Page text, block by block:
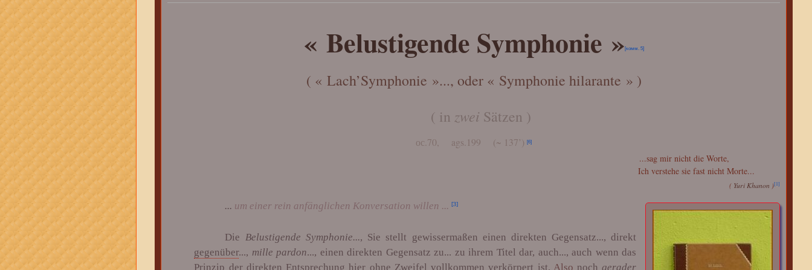
« Belustigende Symphonie » [комм. 5]
( « Lach’Symphonie »..., oder « Symphonie hilarante » )
( in zwei Sätzen )
ос.70, ags.199 (~ 137’) [6]
...sag mir nicht die Worte,
Ich verstehe sie fast nicht Morte...
( Yuri Khanon )[1]
... um einer rein anfänglichen Konversation willen ... [3]
Die Belustigende Symphonie..., Sie stellt gewissermaßen einen direkten Gegensatz..., direkt
gegenüber..., mille pardon..., einen direkten Gegensatz zu... zu ihrem Titel dar, auch..., auch wenn das
Prinzip der direkten Entsprechung hier ohne Zweifel vollkommen verkörpert ist. Also nochgerader